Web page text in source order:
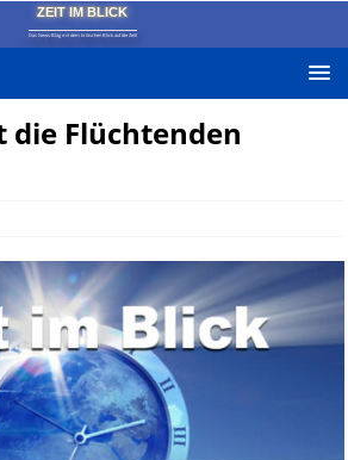
ZEIT IM BLICK
Das News-Blog mit dem kritischen Blick auf die Zeit!
die Flüchtenden